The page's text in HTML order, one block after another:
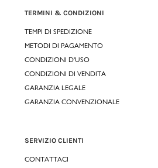
TERMINI & CONDIZIONI
TEMPI DI SPEDIZIONE
METODI DI PAGAMENTO
CONDIZIONI D'USO
CONDIZIONI DI VENDITA
GARANZIA LEGALE
GARANZIA CONVENZIONALE
SERVIZIO CLIENTI
CONTATTACI